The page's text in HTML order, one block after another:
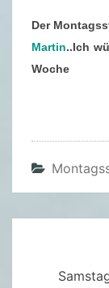
Der
Martin..Ich
Woche